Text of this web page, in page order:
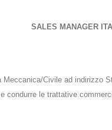
SALES MANAGER
Meccanica/Civile ad indirizzo
condurre le trattative